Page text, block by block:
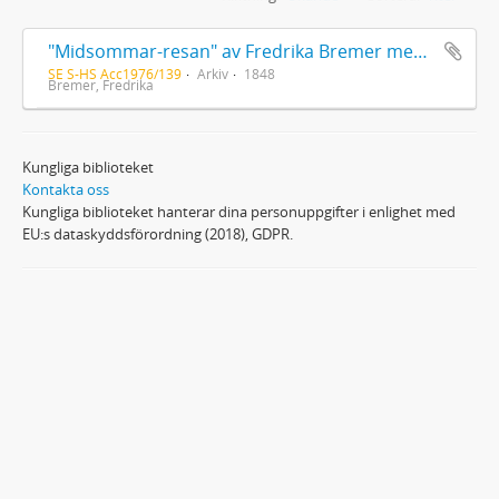
"Midsommar-resan" av Fredrika Bremer med handskriven dedikationsdikt till N. F. S. Grundtvig
SE S-HS Acc1976/139 Arkiv 1848
Bremer, Fredrika
Kungliga biblioteket
Kontakta oss
Kungliga biblioteket hanterar dina personuppgifter i enlighet med
EU:s dataskyddsförordning (2018), GDPR.